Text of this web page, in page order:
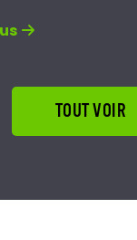
TOUT VOIR